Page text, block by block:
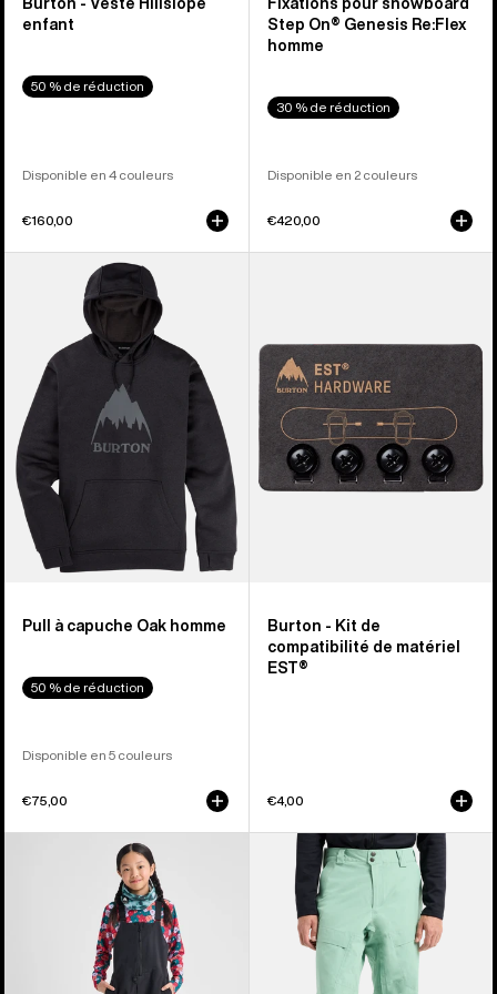
Burton - Veste Hillslope
enfant
50 % de réduction
Disponible en 4 couleurs
€160,00
Fixations pour snowboard
Step On® Genesis Re:Flex
homme
30 % de réduction
Disponible en 2 couleurs
€420,00
capuche
Oak
homme
Pull à capuche Oak homme
50 % de réduction
Disponible en 5 couleurs
€75,00
de
compatibilité
de
matériel
EST®
Burton - Kit de
compatibilité de matériel
EST®
€4,00
Burton -
Pantalon
Swash
GORE-